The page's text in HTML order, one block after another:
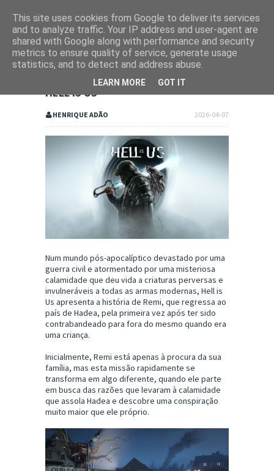
HELL IS US
2026-04-07
HENRIQUE ADÃO
Num mundo pós-apocalíptico devastado por uma
guerra civil e atormentado por uma misteriosa
calamidade que deu vida a criaturas perversas e
invulneráveis a todas as armas modernas, Hell is
Us apresenta a história de Remi, que regressa ao
país de Hadea, pela primeira vez após ter sido
contrabandeado para fora do mesmo quando era
uma criança.
Inicialmente, Remi está apenas à procura da sua
família, mas esta missão rapidamente se
transforma em algo diferente, quando ele parte
em busca das razões que levaram à calamidade
que assola Hadea e descobre uma conspiração
muito maior que ele próprio.
This site uses cookies from Google to deliver its services
and to analyze traffic. Your IP address and user-agent are
shared with Google along with performance and security
metrics to ensure quality of service, generate usage
statistics, and to detect and address abuse.
LEARN MORE GOT IT